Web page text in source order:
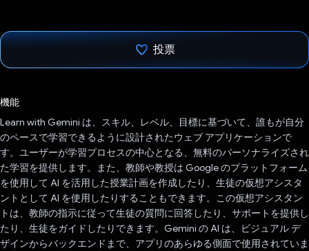
投票
機能
Learn with Gemini は、スキル、レベル、目標に基づいて、誰もが自分
のペースで学習できるように設計されたウェブ アプリケーションで
す。ユーザーが学習プロセスの中心となる、無料のパーソナライズされ
た学習を提供します。また、教師や教授は Google のプラットフォーム
を使用して AI を活用した授業計画を作成したり、生徒の仮想アシスタ
ントとして AI を使用したりすることもできます。この仮想アシスタン
トは、教師の指示に従って生徒の質問に回答したり、サポートを提供し
たり、生徒をガイドしたりできます。Gemini の AI は、ビジュアル デ
ザインからバックエンドまで、アプリのあらゆる側面で使用されていま